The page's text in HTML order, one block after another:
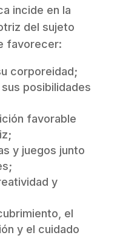
incide en la
del sujeto
favorecer:
corporeidad;
posibilidades
favorable
y juegos junto
y
el
y el cuidado